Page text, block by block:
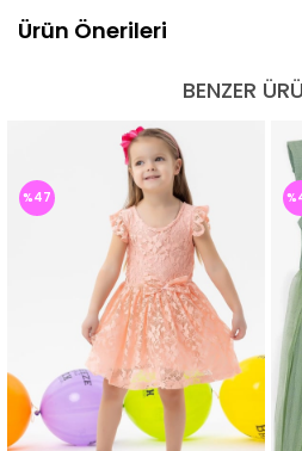
Ürün Önerileri
BENZER
%47